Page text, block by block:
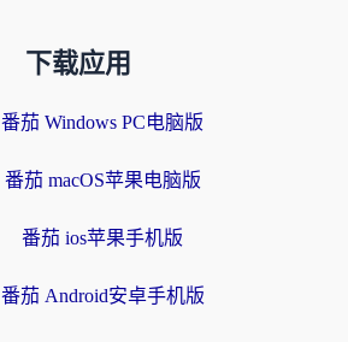
下载应用
番茄 Windows PC电脑版
番茄 macOS苹果电脑版
番茄 ios苹果手机版
番茄 Android安卓手机版